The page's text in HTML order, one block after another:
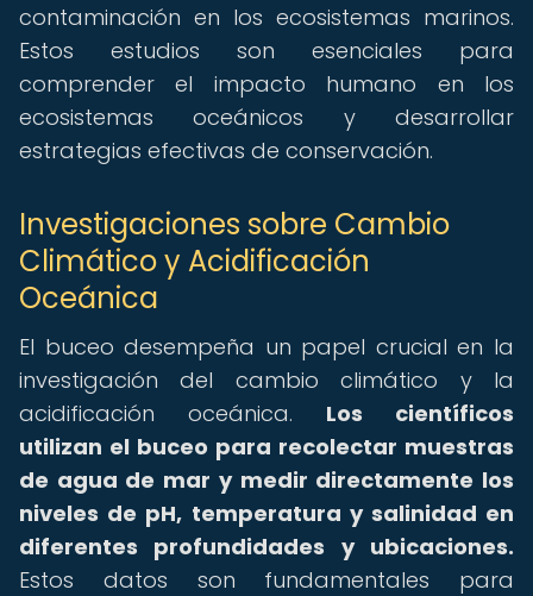
contaminación en los ecosistemas marinos.
Estos estudios son esenciales para
comprender el impacto humano en los
ecosistemas oceánicos y desarrollar
estrategias efectivas de conservación.
Investigaciones sobre Cambio
Climático y Acidificación
Oceánica
El buceo desempeña un papel crucial en la
investigación del cambio climático y la
acidificación oceánica. Los científicos
utilizan el buceo para recolectar muestras
de agua de mar y medir directamente los
niveles de pH, temperatura y salinidad en
diferentes profundidades y ubicaciones.
Estos datos son fundamentales para